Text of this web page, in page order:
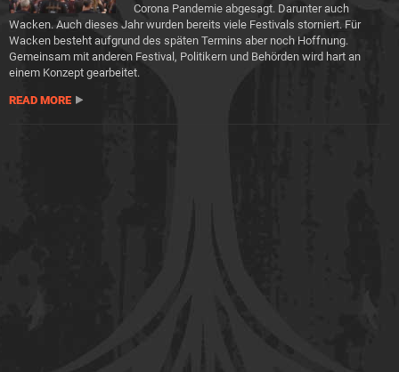
Corona Pandemie abgesagt. Darunter auch
Wacken. Auch dieses Jahr wurden bereits viele Festivals storniert. Für
Wacken besteht aufgrund des späten Termins aber noch Hoffnung.
Gemeinsam mit anderen Festival, Politikern und Behörden wird hart an
einem Konzept gearbeitet.
READ MORE